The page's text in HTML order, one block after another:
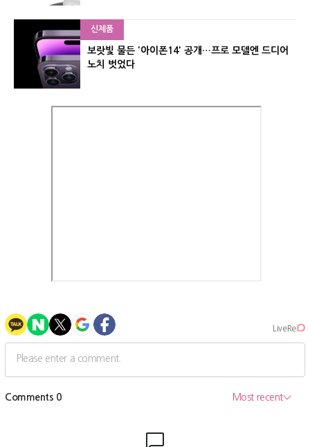
신제품
보랏빛 물든 '아이폰14' 공개…프로 모델엔 드디어
노치 벗었다